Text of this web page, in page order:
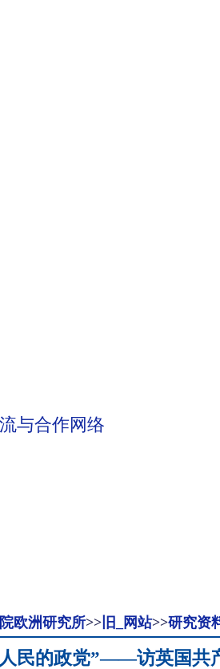
与合作网络
欧洲研究所>> 旧_网站>>研究资
民的政党”——访英国共